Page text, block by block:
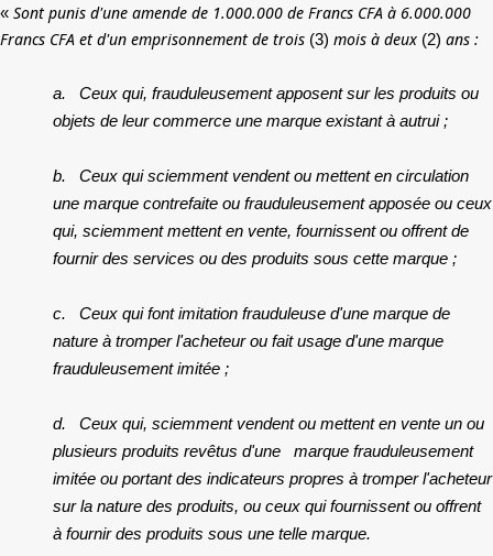
« Sont punis d'une amende de 1.000.000 de Francs CFA à 6.000.000
Francs CFA et d'un emprisonnement de trois (3) mois à deux (2) ans :
a.
Ceux qui, frauduleusement apposent sur les produits ou
objets de leur commerce une marque existant à autrui ;
b.
Ceux qui sciemment vendent ou mettent en circulation
une marque contrefaite ou frauduleusement apposée ou ceux
qui, sciemment mettent en vente, fournissent ou offrent de
fournir des services ou des produits sous cette marque ;
c.
Ceux qui font imitation frauduleuse d'une marque de
nature à tromper l'acheteur ou fait usage d'une marque
frauduleusement imitée ;
d.
Ceux qui, sciemment vendent ou mettent en vente un ou
plusieurs produits revêtus d'une marque frauduleusement
imitée ou portant des indicateurs propres à tromper l'acheteur
sur la nature des produits, ou ceux qui fournissent ou offrent
à fournir des produits sous une telle marque.